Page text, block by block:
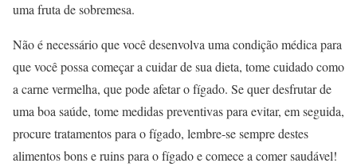
uma fruta de sobremesa.
Não é necessário que você desenvolva uma condição médica para
que você possa começar a cuidar de sua dieta, tome cuidado como
a carne vermelha, que pode afetar o fígado. Se quer desfrutar de
uma boa saúde, tome medidas preventivas para evitar, em seguida,
procure tratamentos para o fígado, lembre-se sempre destes
alimentos bons e ruins para o fígado e comece a comer saudável!